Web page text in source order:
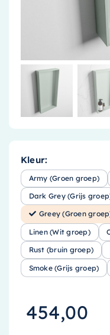
Kleur:
Army (Groen groep)
Dark Grey (Grijs
Greey (Groen
Linen (Wit groep)
Rust (bruin groep)
Smoke (Grijs groep)
454,00